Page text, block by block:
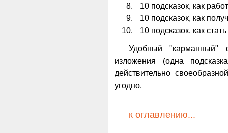
10 подсказок, как
10 подсказок, как
10 подсказок, как
Удобный "карманный"
изложения (одна
действительно
угодно.
к оглавлению...